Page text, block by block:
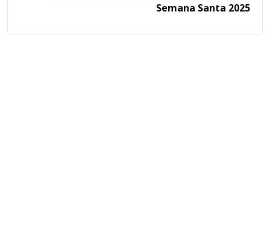
Semana Santa 2025